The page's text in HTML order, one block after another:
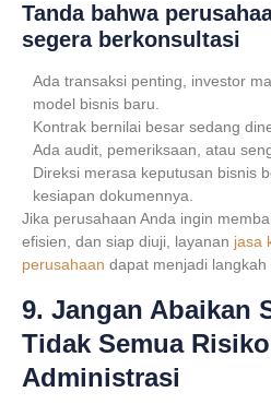
Tanda bahwa
segera berkonsultasi
Ada transaksi penting, investor
model bisnis baru.
Kontrak bernilai besar sedang
Ada audit, pemeriksaan, atau
Direksi merasa keputusan bisnis
kesiapan dokumennya.
Jika perusahaan Anda ingin
efisien, dan siap diuji, layanan jasa
perusahaan dapat menjadi
9. Jangan Abaikan
Tidak Semua
Administrasi